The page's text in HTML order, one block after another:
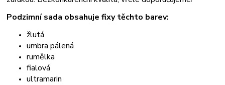
Podzimní sada obsahuje fixy těchto barev:
žlutá
umbra pálená
rumělka
fialová
ultramarin